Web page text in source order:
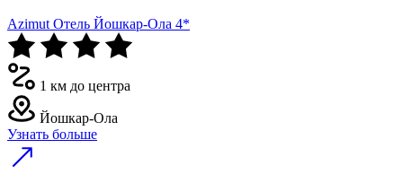
Azimut Отель Йошкар-Ола 4*
1 км до центра
Йошкар-Ола
Узнать больше